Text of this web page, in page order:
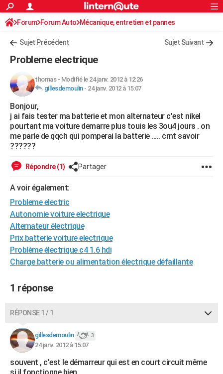
ACTUALITÉS
Politique
Société
Faits Divers
Education
Monde
Villes
+
Retraite
Impôts
Epargne
Immobilier
Risques naturels par ville
Banque
Assurance
Crédit
AUTO
Essais
Réserver un essai
Citadines
Berlines
SUV
Forum auto
+HIGH-TECH
Mobiles
Meilleur smartphone
Internet
Ordinateurs
Jeux vidéo
Guide high-tech
+BRICOLAGE
Forum
Aménagement intérieur
Extérieur
Cuisine
Salle de bains
Jardinage
Rangement
Guides de France
Escapades
Patrimoine
Expositions
Musées
Week-end nature
Art de vivre
Bien-être
Loisirs
Mode
Modes de vie
Alimentation
Guide de la santé
Maladies
Médicaments
Sommeil
VOYAGE
PHOTO
GUIDES D'ACHAT
CARTE DE VOEUX
Carte de Noël
Carte Bonne année
Carte Saint-Valentin
Carte Pâques
Carte d'anniversaire
DICTIONNAIRE
Dictionnaire
Biographies
Citations
Expressions
Proverbes
PROGRAMME TV
Rechercher
S'inscrire
Connexion
Forum Forum Auto Mécanique, entretien et pannes
Sujet Précédent Sujet Suivant
Probleme electrique
thomas- Modifié le 24 janv. 2012 à 12:26
gillesdemoulin- 24 janv. 2012 à 15:07
Bonjour,
j ai fais tester ma batterie et mon alternateur c'est nikel
pourtant ma voiture demarre plus touis les 3ou4 jours . on
me parle de qqch qui pomperai la batterie ..... cmt savoir
??????
Répondre (1) Partager
A voir également:
Probleme electric
Autonomie voiture electrique
Alternateur électrique
Prix batterie voiture electrique
Problème électrique c4 1.6 hdi
Charge batterie ou alimentation électrique défaillante
1 réponse
RÉPONSE 1 / 1
gillesdemoulin 3
24 janv. 2012 à 15:07
souvent , c'est le démarreur qui est en court circuit même